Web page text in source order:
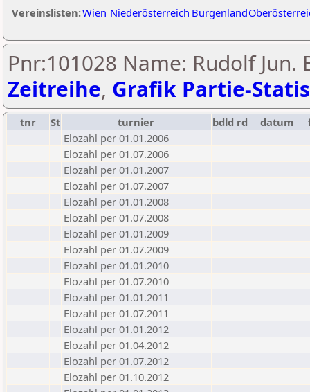
Vereinslisten:Wien Niederösterreich Burgenland
Pnr:101028 Name: Rudolf Jun.
Zeitreihe, Grafik Partie-
tnr St turnier bdld rd datum
Elozahl per 01.01.2006
Elozahl per 01.07.2006
Elozahl per 01.01.2007
Elozahl per 01.07.2007
Elozahl per 01.01.2008
Elozahl per 01.07.2008
Elozahl per 01.01.2009
Elozahl per 01.07.2009
Elozahl per 01.01.2010
Elozahl per 01.07.2010
Elozahl per 01.01.2011
Elozahl per 01.07.2011
Elozahl per 01.01.2012
Elozahl per 01.04.2012
Elozahl per 01.07.2012
Elozahl per 01.10.2012